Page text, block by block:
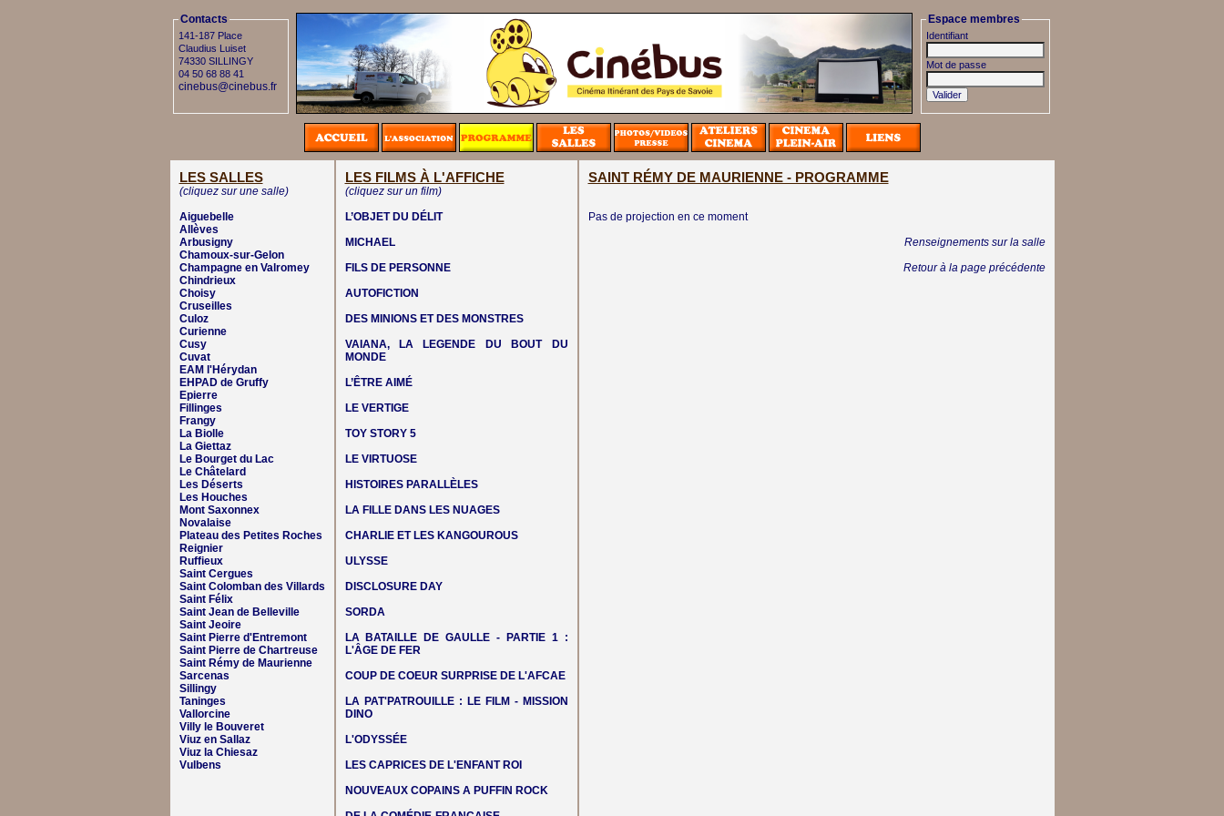
Contacts
141-187 Place
Claudius Luiset
74330 SILLINGY
04 50 68 88 41
cinebus@cinebus.fr
Espace membres
Identifiant
Mot de passe
LES SALLES
(cliquez sur une salle)
Aiguebelle
Allèves
Arbusigny
Chamoux-sur-Gelon
Champagne en Valromey
Chindrieux
Choisy
Cruseilles
Culoz
Curienne
Cusy
Cuvat
EAM l'Hérydan
EHPAD de Gruffy
Epierre
Fillinges
Frangy
La Biolle
La Giettaz
Le Bourget du Lac
Le Châtelard
Les Déserts
Les Houches
Mont Saxonnex
Novalaise
Plateau des Petites Roches
Reignier
Ruffieux
Saint Cergues
Saint Colomban des Villards
Saint Félix
Saint Jean de Belleville
Saint Jeoire
Saint Pierre d'Entremont
Saint Pierre de Chartreuse
Saint Rémy de Maurienne
Sarcenas
Sillingy
Taninges
Vallorcine
Villy le Bouveret
Viuz en Sallaz
Viuz la Chiesaz
Vulbens
LES FILMS À L'AFFICHE
(cliquez sur un film)
L’OBJET DU DÉLIT
MICHAEL
FILS DE PERSONNE
AUTOFICTION
DES MINIONS ET DES MONSTRES
VAIANA, LA LEGENDE DU BOUT DU
MONDE
L’ÊTRE AIMÉ
LE VERTIGE
TOY STORY 5
LE VIRTUOSE
HISTOIRES PARALLÈLES
LA FILLE DANS LES NUAGES
CHARLIE ET LES KANGOUROUS
ULYSSE
DISCLOSURE DAY
SORDA
LA BATAILLE DE GAULLE - PARTIE 1 :
L'ÂGE DE FER
COUP DE COEUR SURPRISE DE L'AFCAE
LA PAT'PATROUILLE : LE FILM - MISSION
DINO
L'ODYSSÉE
LES CAPRICES DE L'ENFANT ROI
NOUVEAUX COPAINS A PUFFIN ROCK
SAINT RÉMY DE MAURIENNE - PROGRAMME
Pas de projection en ce moment
Renseignements sur la salle
Retour à la page précédente